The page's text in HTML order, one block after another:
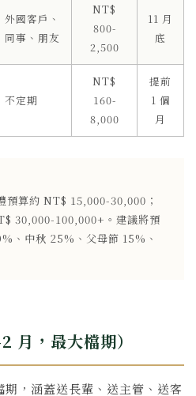
外國客戶、
同事、朋友
NT$
800-
2,500
11 月
底
不定期
NT$
160-
8,000
提前
1 個
月
預算約 NT$ 15,000-30,000；
30,000-100,000+。建議將預
、中秋 25%、父母節 15%、
月，最大檔期）
，涵蓋送長輩、送主管、送客